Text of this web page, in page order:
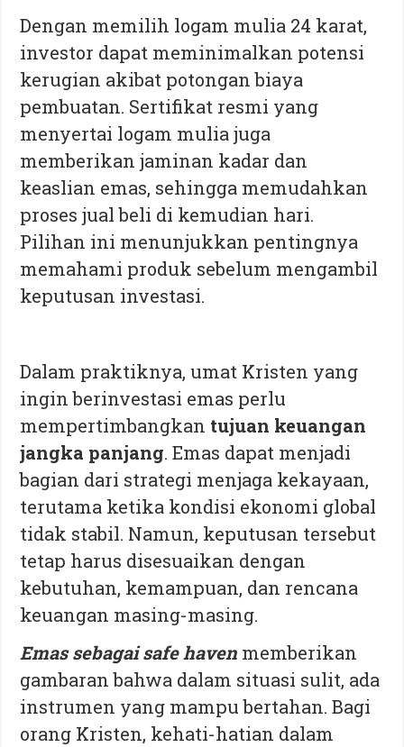
Dengan memilih logam mulia 24 karat,
investor dapat meminimalkan potensi
kerugian akibat potongan biaya
pembuatan. Sertifikat resmi yang
menyertai logam mulia juga
memberikan jaminan kadar dan
keaslian emas, sehingga memudahkan
proses jual beli di kemudian hari.
Pilihan ini menunjukkan pentingnya
memahami produk sebelum mengambil
keputusan investasi.
Dalam praktiknya, umat Kristen yang
ingin berinvestasi emas perlu
mempertimbangkan tujuan keuangan
jangka panjang. Emas dapat menjadi
bagian dari strategi menjaga kekayaan,
terutama ketika kondisi ekonomi global
tidak stabil. Namun, keputusan tersebut
tetap harus disesuaikan dengan
kebutuhan, kemampuan, dan rencana
keuangan masing-masing.
Emas sebagai safe haven memberikan
gambaran bahwa dalam situasi sulit, ada
instrumen yang mampu bertahan. Bagi
orang Kristen, kehati-hatian dalam